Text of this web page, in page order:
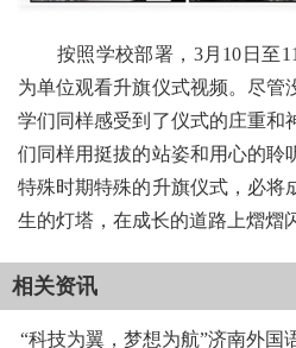
按照学校部署，3月10日至
为单位观看升旗仪式视频。尽管
学们同样感受到了仪式的庄重和
们同样用挺拔的站姿和用心的聆
特殊时期特殊的升旗仪式，必将
生的灯塔，在成长的道路上熠熠
相关资讯
“科技为翼，梦想为航”济南外国